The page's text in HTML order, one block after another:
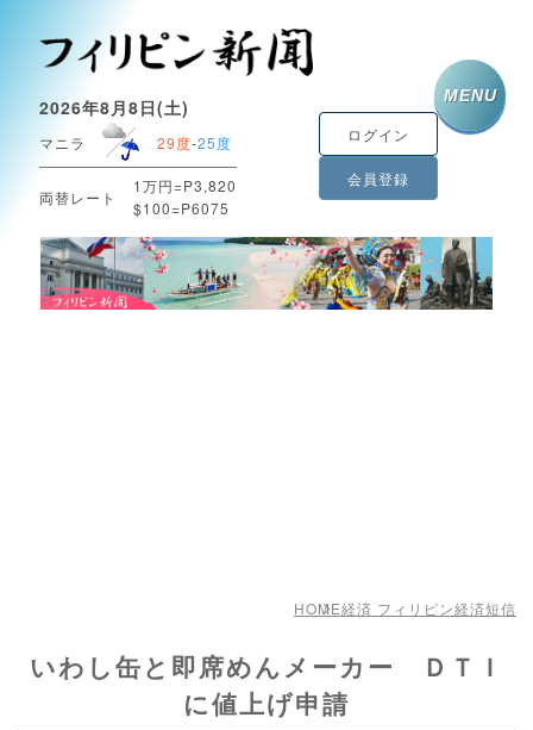
2026年8月8日(土)
マニラ 29度-25度
両替レート
1万円=P3,820
$100=P6075
ログイン
会員登録
MENU
HOME経済 フィリピン経済短信
いわし缶と即席めんメーカー ＤＴＩ
に値上げ申請